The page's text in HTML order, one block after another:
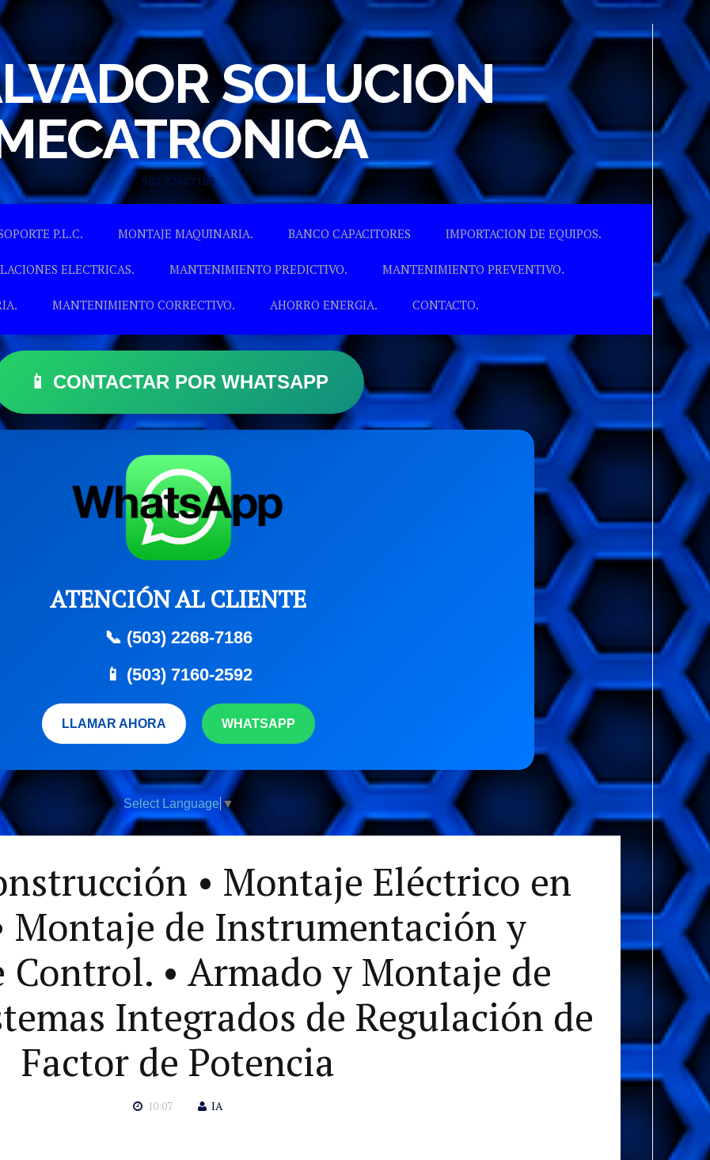
SOLUCION
503 22687186
Skip to content
P.L.C. MONTAJE MAQUINARIA. BANCO CAPACITORES IMPORTACION DE EQUIPOS.
ELECTRICAS. MANTENIMIENTO PREDICTIVO. MANTENIMIENTO PREVENTIVO.
MANTENIMIENTO CORRECTIVO. AHORRO ENERGIA. CONTACTO.
📱 CONTACTAR POR WHATSAPP
ATENCIÓN AL CLIENTE
📞 (503) 2268-7186
📱 (503) 7160-2592
LLAMAR AHORA WHATSAPP
Select Language ▼
• Montaje Eléctrico en
Montaje de Instrumentación y
Control. • Armado y Montaje de
Integrados de Regulación de
Factor de Potencia
10:07 IA